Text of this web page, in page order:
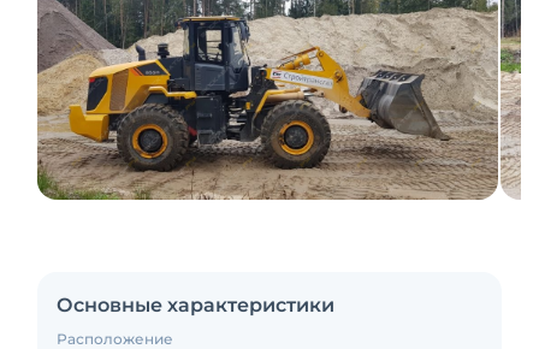
Основные характеристики
Расположение